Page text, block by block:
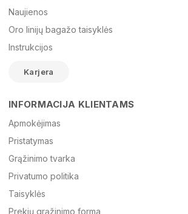
El. paštas
Žinutė
Naujienos
Oro linijų bagažo taisyklės
Instrukcijos
Karjera
INFORMACIJA KLIENTAMS
Apmokėjimas
Pristatymas
Grąžinimo tvarka
Privatumo politika
Taisyklės
Prekių grąžinimo forma